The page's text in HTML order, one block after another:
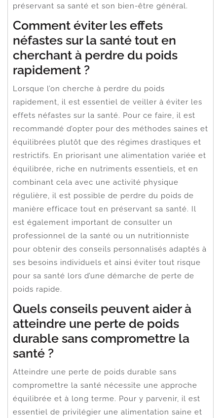
préservant sa santé et son bien-être général.
Comment éviter les effets
néfastes sur la santé tout en
cherchant à perdre du poids
rapidement ?
Lorsque l’on cherche à perdre du poids
rapidement, il est essentiel de veiller à éviter les
effets néfastes sur la santé. Pour ce faire, il est
recommandé d’opter pour des méthodes saines et
équilibrées plutôt que des régimes drastiques et
restrictifs. En priorisant une alimentation variée et
équilibrée, riche en nutriments essentiels, et en
combinant cela avec une activité physique
régulière, il est possible de perdre du poids de
manière efficace tout en préservant sa santé. Il
est également important de consulter un
professionnel de la santé ou un nutritionniste
pour obtenir des conseils personnalisés adaptés à
ses besoins individuels et ainsi éviter tout risque
pour sa santé lors d’une démarche de perte de
poids rapide.
Quels conseils peuvent aider à
atteindre une perte de poids
durable sans compromettre la
santé ?
Atteindre une perte de poids durable sans
compromettre la santé nécessite une approche
équilibrée et à long terme. Pour y parvenir, il est
essentiel de privilégier une alimentation saine et